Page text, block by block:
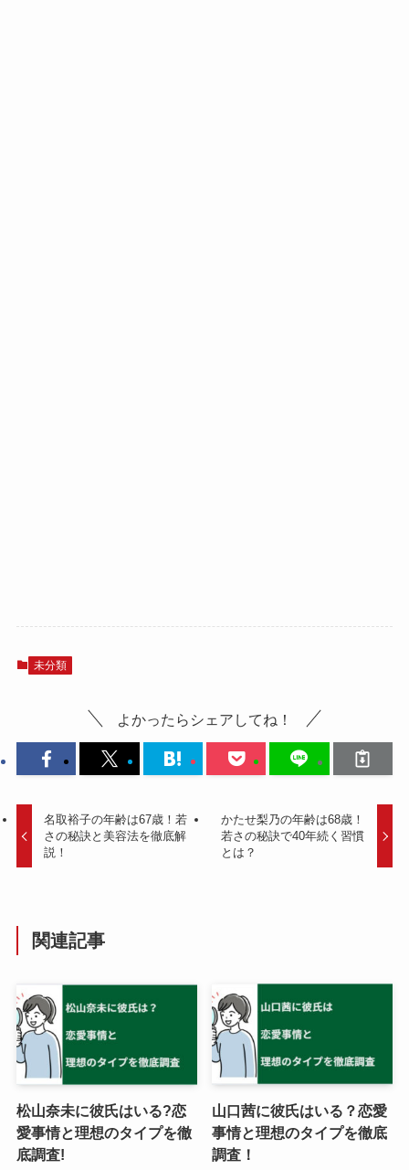
未分類
よかったらシェアしてね！
名取裕子の年齢は67歳！若
さの秘訣と美容法を徹底解
説！
かたせ梨乃の年齢は68歳！
若さの秘訣で40年続く習慣
とは？
関連記事
松山奈未に彼氏はいる?恋
愛事情と理想のタイプを徹
底調査!
山口茜に彼氏はいる？恋愛
事情と理想のタイプを徹底
調査！